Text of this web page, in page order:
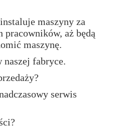
maszyny za
aż będą
maszynę.
naszej fabryce.
serwis